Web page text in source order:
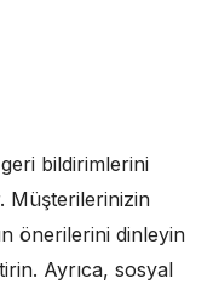
bildirimlerini
Müşterilerinizin
önerilerini dinleyin
Ayrıca, sosyal